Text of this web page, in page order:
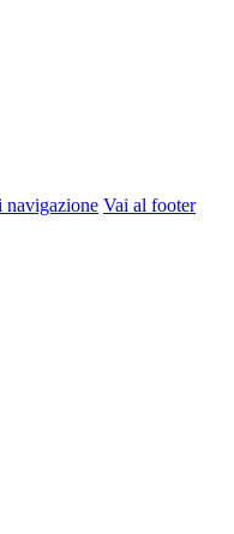
navigazione Vai al footer